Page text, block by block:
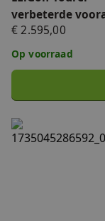
verbeterde
€ 2.595,00
Op voorraad
EziGolf Tourer X